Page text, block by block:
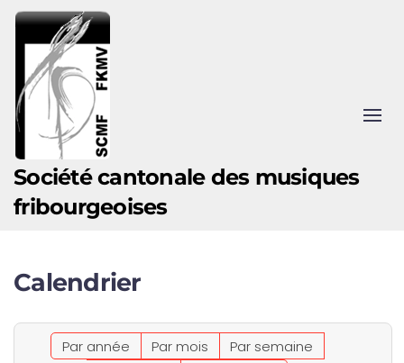
Accéder au contenu principal
Société cantonale des musiques
fribourgeoises
Calendrier
Par année Par mois
Par semaine